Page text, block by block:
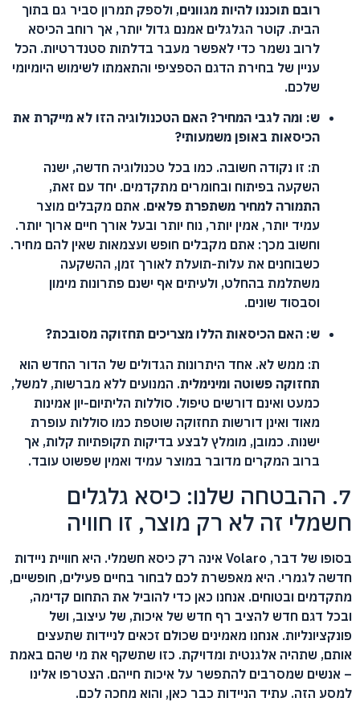
רובם תוכננו להיות מגוונים, ולספק תמרון סביר גם בתוך
הבית. קוטר הגלגלים אמנם גדול יותר, אך רוחב הכיסא
לרוב נשמר כדי לאפשר מעבר בדלתות סטנדרטיות. הכל
עניין של בחירת הדגם הספציפי והתאמתו לשימוש היומיומי
שלכם.
ש: ומה לגבי המחיר? האם הטכנולוגיה הזו לא מייקרת את
הכיסאות באופן משמעותי?
ת: זו נקודה חשובה. כמו בכל טכנולוגיה חדשה, ישנה
השקעה בפיתוח ובחומרים מתקדמים. יחד עם זאת,
התמורה למחיר משתפרת פלאים. אתם מקבלים מוצר
עמיד יותר, אמין יותר, נוח יותר ובעל אורך חיים ארוך יותר.
וחשוב מכך: אתם מקבלים חופש ועצמאות שאין להם מחיר.
כשבוחנים את עלות-תועלת לאורך זמן, ההשקעה
משתלמת בהחלט, ולעיתים אף ישנם פתרונות מימון
וסבסוד שונים.
ש: האם הכיסאות הללו מצריכים תחזוקה מסובכת?
ת: ממש לא. אחד היתרונות הגדולים של הדור החדש הוא
תחזוקה פשוטה ומינימלית. המנועים ללא מברשות, למשל,
כמעט ואינם דורשים טיפול. סוללות הליתיום-יון אמינות
מאוד ואינן דורשות תחזוקה שוטפת כמו סוללות עופרת
ישנות. כמובן, מומלץ לבצע בדיקות תקופתיות קלות, אך
ברוב המקרים מדובר במוצר עמיד ואמין שפשוט עובד.
7. ההבטחה שלנו: כיסא גלגלים
חשמלי זה לא רק מוצר, זו חוויה
בסופו של דבר, Volaro אינה רק כיסא חשמלי. היא חוויית ניידות
חדשה לגמרי. היא מאפשרת לכם לבחור בחיים פעילים, חופשיים,
מתקדמים ובטוחים. אנחנו כאן כדי להוביל את התחום קדימה,
ובכל דגם חדש להציב רף חדש של איכות, של עיצוב, ושל
פונקציונליות. אנחנו מאמינים שכולם זכאים לניידות שתעצים
אותם, שתהיה אלגנטית ומדויקת. כזו שתשקף את מי שהם באמת
– אנשים שמסרבים להתפשר על איכות חייהם. הצטרפו אלינו
למסע הזה. עתיד הניידות כבר כאן, והוא מחכה לכם.